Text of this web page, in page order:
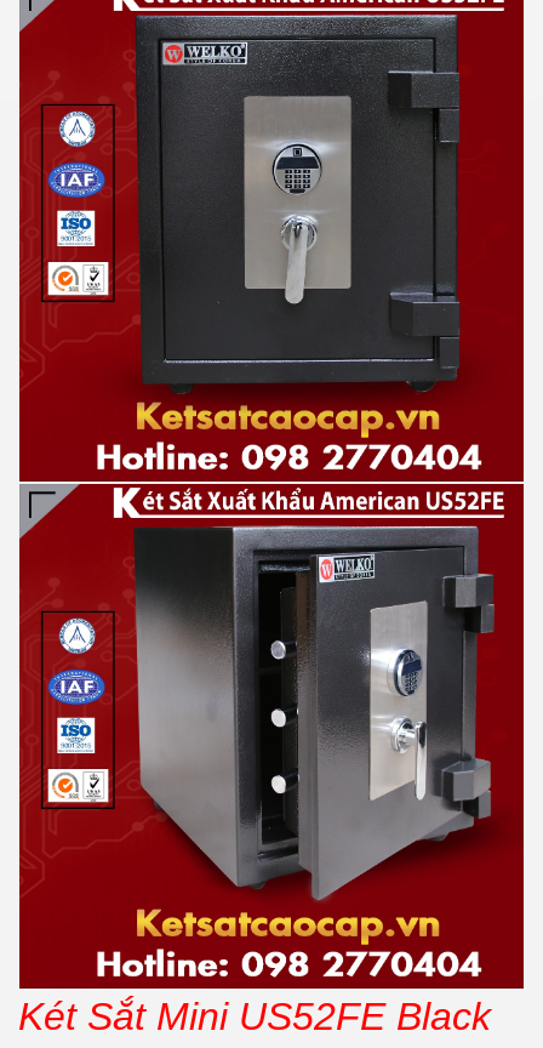
Két Sắt Mini US52FE Black